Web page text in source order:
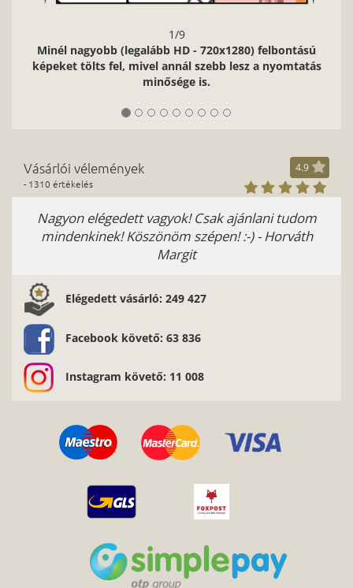
1/9
Minél nagyobb (legalább HD - 720x1280) felbontású
képeket tölts fel, mivel annál szebb lesz a nyomtatás
minősége is.
Vásárlói vélemények
- 1310 értékelés
4.9
Nagyon elégedett vagyok! Csak ajánlani tudom
mindenkinek! Köszönöm szépen! :-) - Horváth
Margit
Elégedett vásárló: 249 427
Facebook követő: 63 836
Instagram követő: 11 008